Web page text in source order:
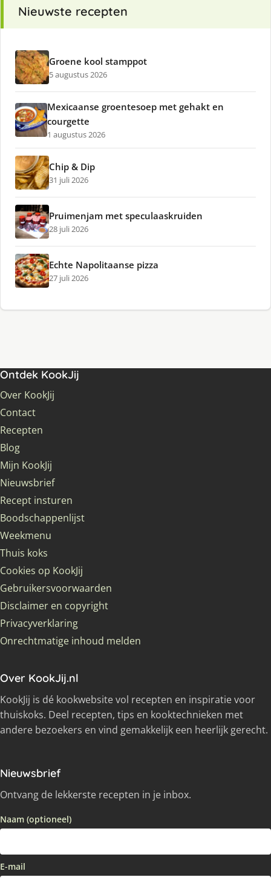
Nieuwste recepten
Groene kool stamppot
5 augustus 2026
Mexicaanse groentesoep met gehakt en
courgette
1 augustus 2026
Chip & Dip
31 juli 2026
Pruimenjam met speculaaskruiden
28 juli 2026
Echte Napolitaanse pizza
27 juli 2026
Ontdek KookJij
Over KookJij
Contact
Recepten
Blog
Mijn KookJij
Nieuwsbrief
Recept insturen
Boodschappenlijst
Weekmenu
Thuis koks
Cookies op KookJij
Gebruikersvoorwaarden
Disclaimer en copyright
Privacyverklaring
Onrechtmatige inhoud melden
Over KookJij.nl
KookJij is dé kookwebsite vol recepten en inspiratie voor
thuiskoks. Deel recepten, tips en kooktechnieken met
andere bezoekers en vind gemakkelijk een heerlijk gerecht.
Nieuwsbrief
Ontvang de lekkerste recepten in je inbox.
Naam (optioneel)
E-mail